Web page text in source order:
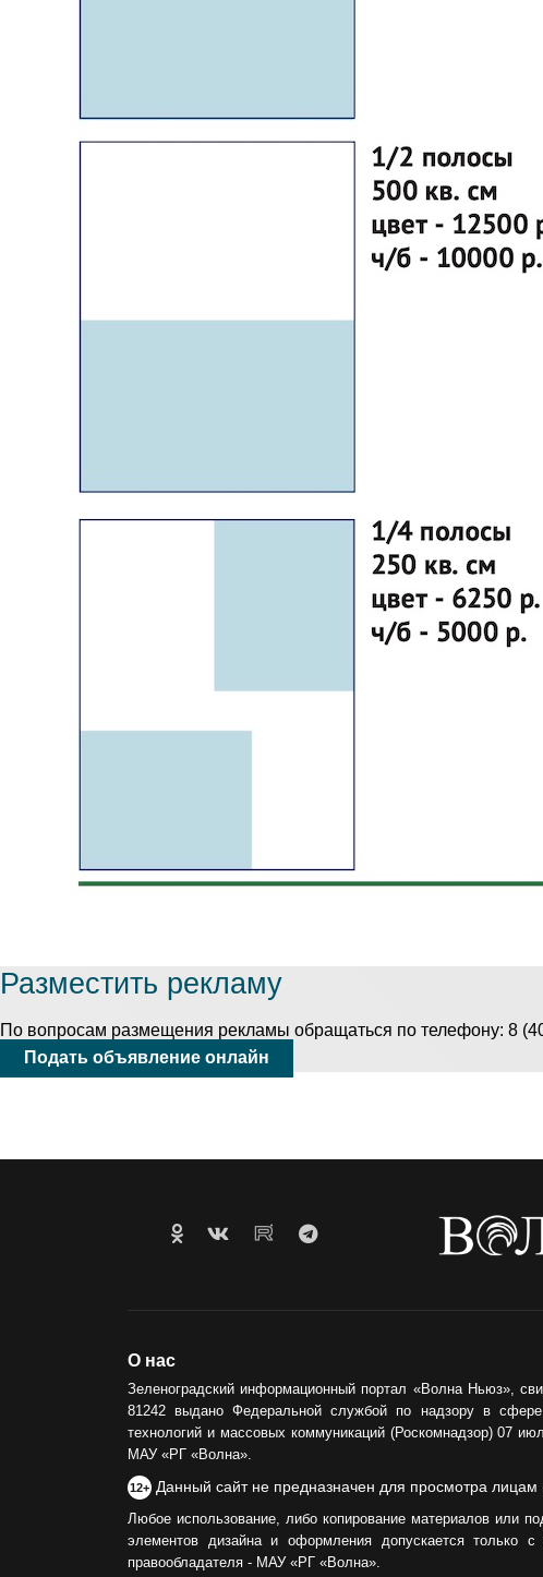
Разместить рекламу
По вопросам размещения рекламы обращаться по телефону: 8
Подать объявление онлайн
О нас
Зеленоградский информационный портал «Волна Ньюз»,
81242 выдано Федеральной службой по надзору в
технологий и массовых коммуникаций (Роскомнадзор) 07
МАУ «РГ «Волна».
12+ Данный сайт не предназначен для просмотра
Любое использование, либо копирование материалов или
элементов дизайна и оформления допускается только с
правообладателя - МАУ «РГ «Волна».